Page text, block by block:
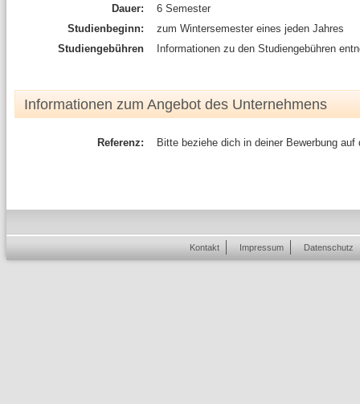
Dauer:
6 Semester
Studienbeginn:
zum Wintersemester eines jeden Jahres
Studiengebühren
Informationen zu den Studiengebühren
Informationen zum Angebot des Unternehmens
Referenz: Bitte beziehe dich in deiner Bewerbung auf
Kontakt Impressum Datenschutz